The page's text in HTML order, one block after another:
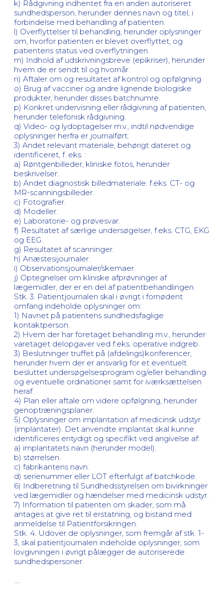
k) Rådgivning indhentet fra en anden autoriseret
sundhedsperson, herunder dennes navn og titel, i
forbindelse med behandling af patienten.
l) Overflyttelser til behandling, herunder oplysninger
om, hvorfor patienten er blevet overflyttet, og
patientens status ved overflytningen.
m) Indhold af udskrivningsbreve (epikriser), herunder
hvem de er sendt til og hvornår.
n) Aftaler om og resultatet af kontrol og opfølgning.
o) Brug af vacciner og andre lignende biologiske
produkter, herunder disses batchnumre.
p) Konkret undervisning eller rådgivning af patienten,
herunder telefonisk rådgivning.
q) Video- og lydoptagelser m.v., indtil nødvendige
oplysninger herfra er journalført.
3) Andet relevant materiale, behørigt dateret og
identificeret, f. eks. :
a) Røntgenbilleder, kliniske fotos, herunder
beskrivelser.
b) Andet diagnostisk billedmateriale. f.eks. CT- og
MR-scanningsbilleder.
c) Fotografier.
d) Modeller.
e) Laboratorie- og prøvesvar.
f) Resultatet af særlige undersøgelser, f.eks. CTG, EKG
og EEG.
g) Resultatet af scanninger.
h) Anæstesijournaler.
i) Observationsjournaler/skemaer.
j) Optegnelser om kliniske afprøvninger af
lægemidler, der er en del af patientbehandlingen.
Stk. 3. Patientjournalen skal i øvrigt i fornødent
omfang indeholde oplysninger om:
1) Navnet på patientens sundhedsfaglige
kontaktperson.
2) Hvem der har foretaget behandling m.v., herunder
varetaget delopgaver ved f.eks. operative indgreb.
3) Beslutninger truffet på (afdelings)konferencer,
herunder hvem der er ansvarlig for et eventuelt
besluttet undersøgelsesprogram og/eller behandling
og eventuelle ordinationer samt for iværksættelsen
heraf.
4) Plan eller aftale om videre opfølgning, herunder
genoptræningsplaner.
5) Oplysninger om implantation af medicinsk udstyr
(implantater). Det anvendte implantat skal kunne
identificeres entydigt og specifikt ved angivelse af:
a) implantatets navn (herunder model).
b) størrelsen.
c) fabrikantens navn.
d) serienummer eller LOT efterfulgt af batchkode.
6) Indberetning til Sundhedsstyrelsen om bivirkninger
ved lægemidler og hændelser med medicinsk udstyr.
7) Information til patienten om skader, som må
antages at give ret til erstatning, og bistand med
anmeldelse til Patientforsikringen.
Stk. 4. Udover de oplysninger, som fremgår af stk. 1-
3, skal patientjournalen indeholde oplysninger, som
lovgivningen i øvrigt pålægger de autoriserede
sundhedspersoner.